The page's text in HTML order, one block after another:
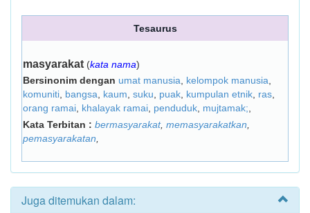
Tesaurus
masyarakat (kata nama)
Bersinonim dengan umat manusia kelompok manusia
komuniti bangsa kaum suku puak kumpulan etnik ras
orang ramai khalayak ramai penduduk mujtamak;
Kata Terbitan : bermasyarakat, memasyarakatkan
pemasyarakatan
Juga ditemukan dalam: